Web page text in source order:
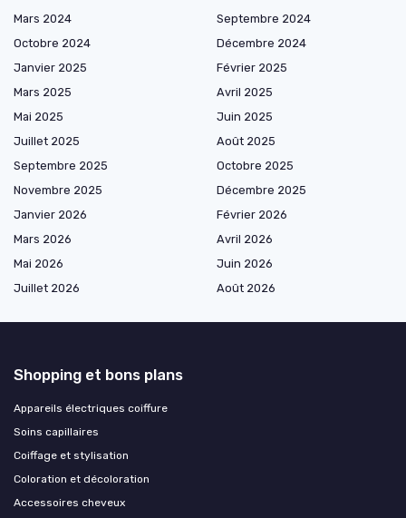
Mars 2024
Septembre 2024
Octobre 2024
Décembre 2024
Janvier 2025
Février 2025
Mars 2025
Avril 2025
Mai 2025
Juin 2025
Juillet 2025
Août 2025
Septembre 2025
Octobre 2025
Novembre 2025
Décembre 2025
Janvier 2026
Février 2026
Mars 2026
Avril 2026
Mai 2026
Juin 2026
Juillet 2026
Août 2026
Shopping et bons plans
Appareils électriques coiffure
Soins capillaires
Coiffage et stylisation
Coloration et décoloration
Accessoires cheveux